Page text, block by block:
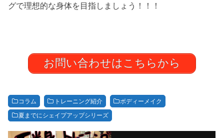
グで理想的な身体を目指しましょう！！！
お問い合わせはこちらから
コラム トレーニング紹介 ボディーメイク
夏までにシェイプアップシリーズ